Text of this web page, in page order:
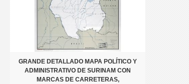
GRANDE DETALLADO MAPA POLÍTICO Y
ADMINISTRATIVO DE SURINAM CON
MARCAS DE CARRETERAS,